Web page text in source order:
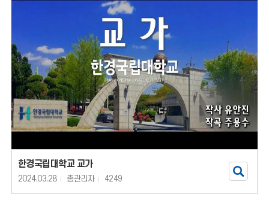
한경국립대학교 교가
2024.03.28 총관리자 4249